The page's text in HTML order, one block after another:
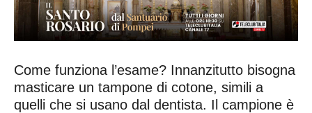
Come funziona l’esame? Innanzitutto bisogna
masticare un tampone di cotone, simili a
quelli che si usano dal dentista. Il campione è